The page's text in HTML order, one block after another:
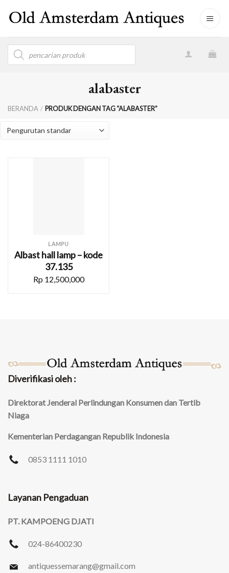
Products
search
alabaster
BERANDA / PRODUK DENGAN TAG “ALABASTER”
LAMPU
Albast hall lamp – kode
37.135
Rp 12,500,000
Diverifikasi oleh :
Direktorat Jenderal Perlindungan Konsumen dan Tertib
Niaga
Kementerian Perdagangan Republik Indonesia
0853 1111 1010
Layanan Pengaduan
PT. KAMPOENG DJATI
024-86400230
antiquessemarang@gmail.com